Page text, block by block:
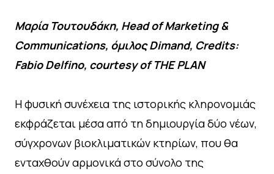
Μαρία Τουτουδάκη, Head of Marketing &
Communications, όμιλος Dimand, Credits:
Fabio Delfino, courtesy of THE PLAN
Η φυσική συνέχεια της ιστορικής κληρονομιάς
εκφράζεται μέσα από τη δημιουργία δύο νέων,
σύγχρονων βιοκλιματικών κτηρίων, που θα
ενταχθούν αρμονικά στο σύνολο της